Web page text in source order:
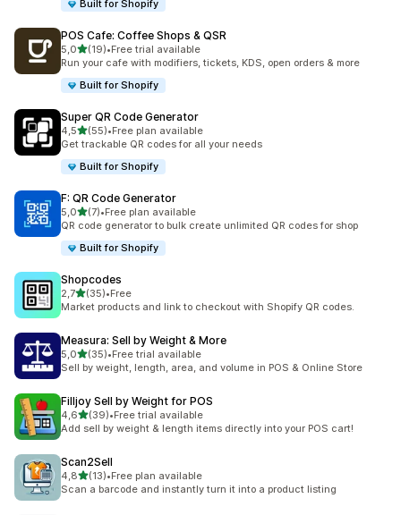
Built for Shopify
POS Cafe: Coffee Shops & QSR
5,05 yıldız üzerinden
(19)
toplam 19 değerlendirme
•Free trial available
Run your cafe with modifiers, tickets, KDS, open orders & more
Built for Shopify
Super QR Code Generator
4,55 yıldız üzerinden
(55)
toplam 55 değerlendirme
•Free plan available
Get trackable QR codes for all your needs
Built for Shopify
F: QR Code Generator
5,05 yıldız üzerinden
(7)
toplam 7 değerlendirme
•Free plan available
QR code generator to bulk create unlimited QR codes for shop
Built for Shopify
Shopcodes
2,75 yıldız üzerinden
(35)
toplam 35 değerlendirme
•Free
Market products and link to checkout with Shopify QR codes.
Measura: Sell by Weight & More
5,05 yıldız üzerinden
(35)
toplam 35 değerlendirme
•Free trial available
Sell by weight, length, area, and volume in POS & Online Store
Filljoy Sell by Weight for POS
4,65 yıldız üzerinden
(39)
toplam 39 değerlendirme
•Free trial available
Add sell by weight & length items directly into your POS cart!
Scan2Sell
4,85 yıldız üzerinden
(13)
toplam 13 değerlendirme
•Free plan available
Scan a barcode and instantly turn it into a product listing